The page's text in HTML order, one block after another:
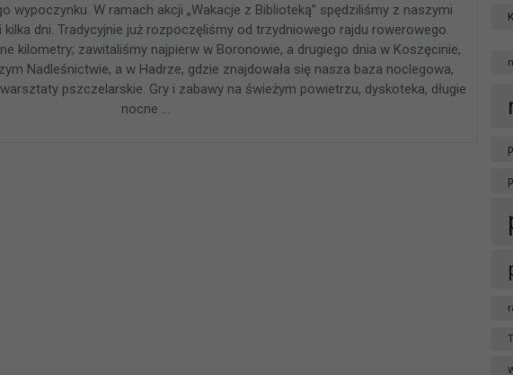
wypoczynku. W ramach akcji „Wakacje z Biblioteką” spędziliśmy z naszymi
kilka dni. Tradycyjnie już rozpoczęliśmy od trzydniowego rajdu rowerowego.
kilometry; zawitaliśmy najpierw w Boronowie, a drugiego dnia w Koszęcinie,
Nadleśnictwie, a w Hadrze, gdzie znajdowała się nasza baza noclegowa,
pszczelarskie. Gry i zabawy na świeżym powietrzu, dyskoteka, długie
nocne …